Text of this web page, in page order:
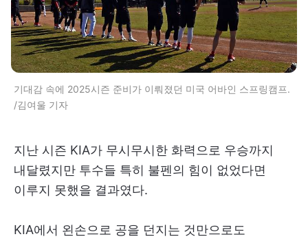
기대감 속에 2025시즌 준비가 이뤄졌던 미국 어바인 스프링캠프.
/김여울 기자
지난 시즌 KIA가 무시무시한 화력으로 우승까지
내달렸지만 투수들 특히 불펜의 힘이 없었다면
이루지 못했을 결과였다.
KIA에서 왼손으로 공을 던지는 것만으로도